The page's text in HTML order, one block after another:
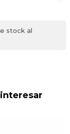
stock al